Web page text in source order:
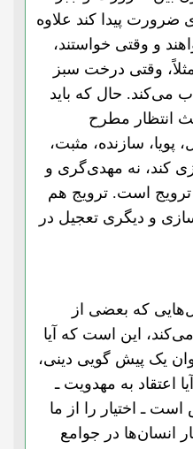
ضرورت پیدا کند علاوه
و وقتی خواستند،
وقتی درخت سبز
می‌کند. حال که باید
انتظار مطرح
سازنده، مثبت،
کند، نه مهدی‌گری و
است. ترویج هم
و دیگری تعجیل در
که بعضی از
این است که آیا
یک پیش گویی دینی،
اعتقاد به مهدویت ـ
ـ اختیار را از ما
انسان‌ها در جوامع